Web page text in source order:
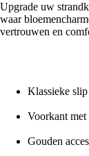
Upgrade uw
waar
vertrouwen en
Klassieke
Voorkant met
Gouden